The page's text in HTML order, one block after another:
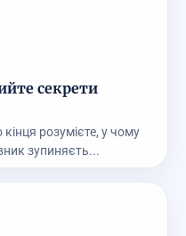
секрети
розумієте, у чому
зупиняєть...